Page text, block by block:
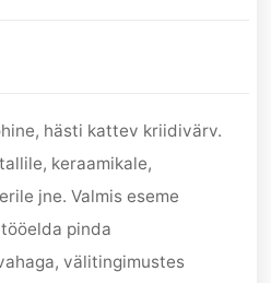
hästi kattev kriidivärv.
keraamikale,
jne. Valmis eseme
pinda
välitingimustes